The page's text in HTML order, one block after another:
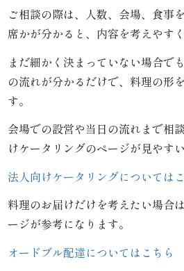
族
の
集
り
研
修
ご相談の際は、人数、会場、食事
席かが分かると、内容を考えやす
まだ細かく決まっていない場合で
の流れが分かるだけで、料理の形
す。
会場での設営や当日の流れまで相
けケータリングのページが見やすい
法人向けケータリングについては
料理のお届けだけを考えたい場合
ージが参考になります。
オードブル配達についてはこちら